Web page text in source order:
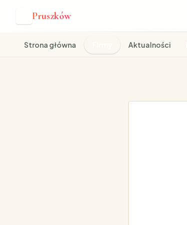
Pruszków
Strona główna Aktualności